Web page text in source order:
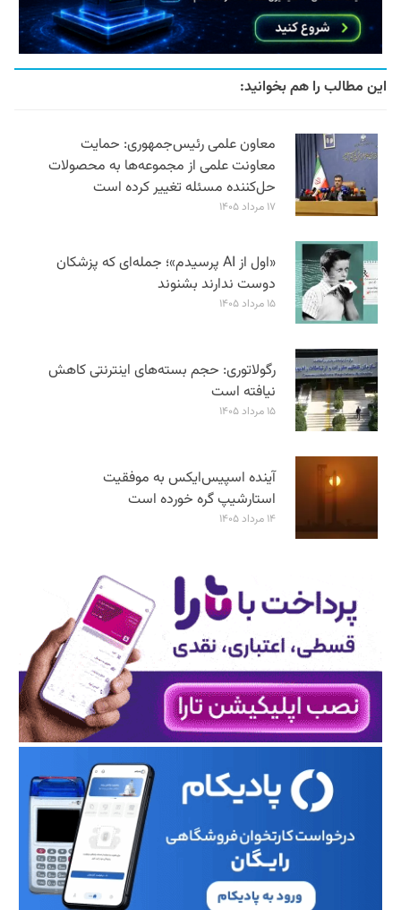
این مطالب را هم بخوانید:
معاون علمی رئیس‌جمهوری: حمایت
معاونت علمی از مجموعه‌ها به محصولات
حل‌کننده مسئله تغییر کرده است
۱۷ مرداد ۱۴۰۵
«اول از AI پرسیدم»؛ جمله‌ای که پزشکان
دوست ندارند بشنوند
۱۵ مرداد ۱۴۰۵
رگولاتوری: حجم بسته‌های اینترنتی کاهش
نیافته است
۱۵ مرداد ۱۴۰۵
آینده اسپیس‌ایکس به موفقیت
استارشیپ گره خورده است
۱۴ مرداد ۱۴۰۵